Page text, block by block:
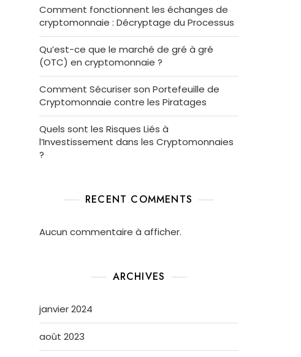
Comment fonctionnent les échanges de
cryptomonnaie : Décryptage du Processus
Qu’est-ce que le marché de gré à gré
(OTC) en cryptomonnaie ?
Comment Sécuriser son Portefeuille de
Cryptomonnaie contre les Piratages
Quels sont les Risques Liés à
l’Investissement dans les Cryptomonnaies
?
RECENT COMMENTS
Aucun commentaire à afficher.
ARCHIVES
janvier 2024
août 2023